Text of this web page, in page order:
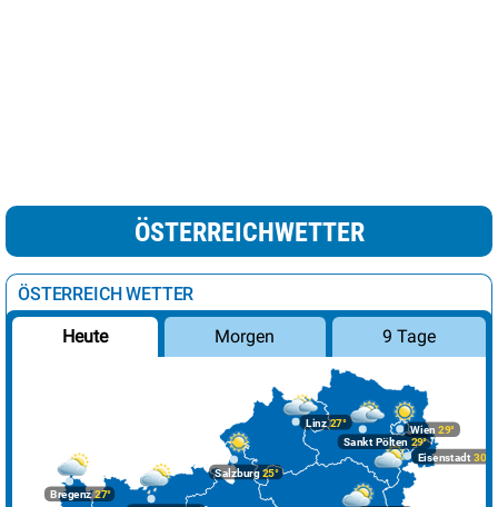
ÖSTERREICHWETTER
ÖSTERREICH WETTER
Heute Morgen 9 Tage
Bregenz27°
Linz27°
Salzburg25°
Wien 29°
Eisenstadt 30°
Sankt Pölten 29°